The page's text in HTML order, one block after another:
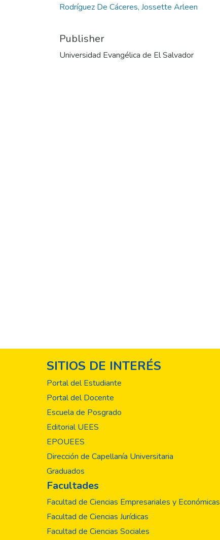
Rodríguez De Cáceres, Jossette Arleen
Publisher
Universidad Evangélica de El Salvador
SITIOS DE INTERÉS
Portal del Estudiante
Portal del Docente
Escuela de Posgrado
Editorial UEES
EPOUEES
Dirección de Capellanía Universitaria
Graduados
Facultades
Facultad de Ciencias Empresariales y Económicas
Facultad de Ciencias Jurídicas
Facultad de Ciencias Sociales